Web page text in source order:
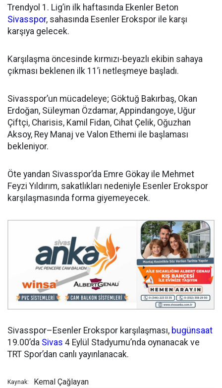
Trendyol 1. Lig’in ilk haftasında Ekenler Beton
Sivasspor, sahasında Esenler Erokspor ile karşı
karşıya gelecek.
Karşılaşma öncesinde kırmızı-beyazlı ekibin sahaya
çıkması beklenen ilk 11’i netleşmeye başladı.
Sivasspor’un mücadeleye; Göktuğ Bakırbaş, Okan
Erdoğan, Süleyman Özdamar, Appindangoye, Uğur
Çiftçi, Charisis, Kamil Fidan, Cihat Çelik, Oğuzhan
Aksoy, Rey Manaj ve Valon Ethemi ile başlaması
bekleniyor.
Öte yandan Sivasspor’da Emre Gökay ile Mehmet
Feyzi Yıldırım, sakatlıkları nedeniyle Esenler Erokspor
karşılaşmasında forma giyemeyecek.
Sivasspor–Esenler Erokspor karşılaşması, bugünsaat
19.00’da Sivas 4 Eylül Stadyumu’nda oynanacak ve
TRT Spor’dan canlı yayınlanacak.
Kaynak: Kemal Çağlayan